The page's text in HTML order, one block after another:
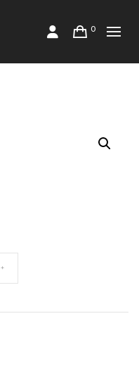
0
+